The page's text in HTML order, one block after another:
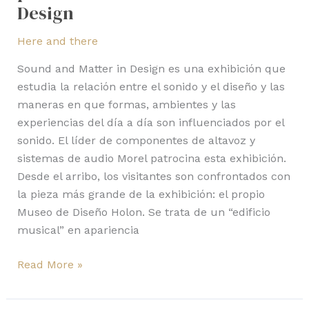
Design
Here and there
Sound and Matter in Design es una exhibición que
estudia la relación entre el sonido y el diseño y las
maneras en que formas, ambientes y las
experiencias del día a día son influenciados por el
sonido. El líder de componentes de altavoz y
sistemas de audio Morel patrocina esta exhibición.
Desde el arribo, los visitantes son confrontados con
la pieza más grande de la exhibición: el propio
Museo de Diseño Holon. Se trata de un “edificio
musical” en apariencia
Read More »